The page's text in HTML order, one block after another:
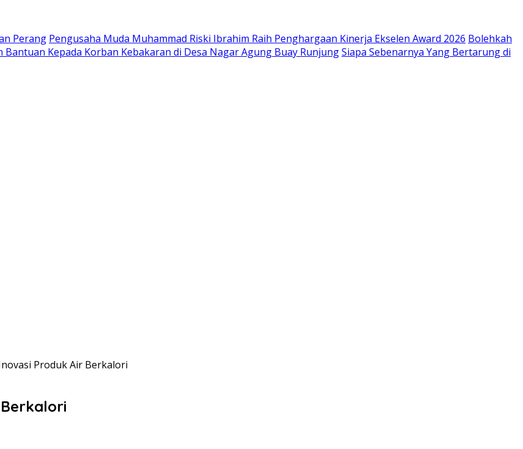
Perang Pengusaha Muda Muhammad Riski Ibrahim Raih Penghargaan Kinerja Ekselen Award 2026 Bolehkah
Bantuan Kepada Korban Kebakaran di Desa Nagar Agung Buay RunjungSiapa Sebenarnya Yang Bertarung di
Produk Air Berkalori